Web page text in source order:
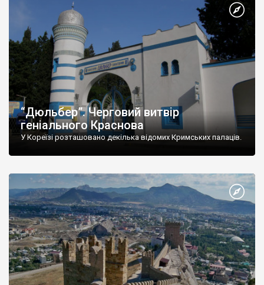
“Дюльбер”. Черговий витвір
геніального Краснова
У Кореїзі розташовано декілька відомих Кримських палаців.